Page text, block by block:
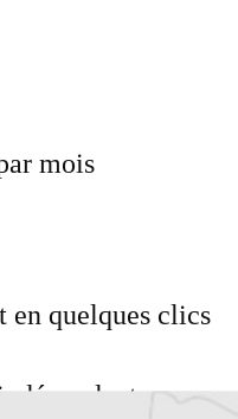
mois
en quelques clics